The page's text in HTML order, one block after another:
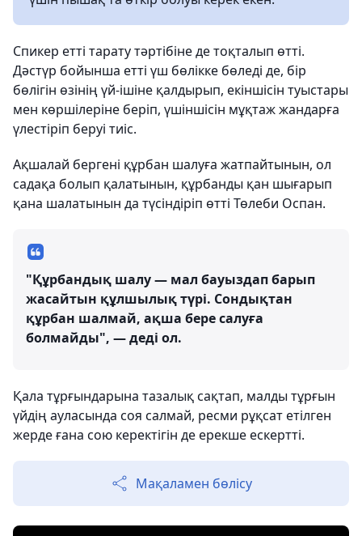
Спикер етті тарату тәртібіне де тоқталып өтті.
Дәстүр бойынша етті үш бөлікке бөледі де, бір
бөлігін өзінің үй-ішіне қалдырып, екіншісін туыстары
мен көршілеріне беріп, үшіншісін мұқтаж жандарға
үлестіріп беруі тиіс.
Ақшалай бергені құрбан шалуға жатпайтынын, ол
садақа болып қалатынын, құрбанды қан шығарып
қана шалатынын да түсіндіріп өтті Төлеби Оспан.
"Құрбандық шалу — мал бауыздап барып
жасайтын құлшылық түрі. Сондықтан
құрбан шалмай, ақша бере салуға
болмайды", — деді ол.
Қала тұрғындарына тазалық сақтап, малды тұрғын
үйдің ауласында соя салмай, ресми рұқсат етілген
жерде ғана сою керектігін де ерекше ескертті.
Мақаламен бөлісу